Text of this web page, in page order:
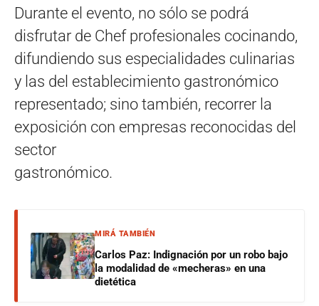
Durante el evento, no sólo se podrá
disfrutar de Chef profesionales cocinando,
difundiendo sus especialidades culinarias
y las del establecimiento gastronómico
representado; sino también, recorrer la
exposición con empresas reconocidas del
sector
gastronómico.
MIRÁ TAMBIÉN
Carlos Paz: Indignación por un robo bajo
la modalidad de «mecheras» en una
dietética